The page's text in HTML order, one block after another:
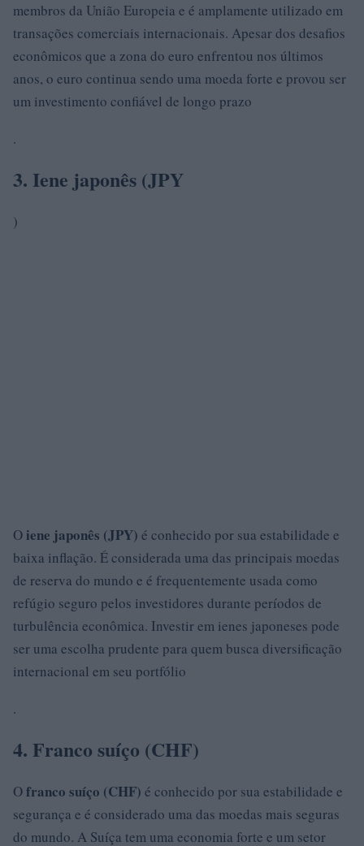
membros da União Europeia e é amplamente utilizado em
transações comerciais internacionais. Apesar dos desafios
econômicos que a zona do euro enfrentou nos últimos
anos, o euro continua sendo uma moeda forte e provou ser
um investimento confiável de longo prazo
.
3. Iene japonês (JPY
)
Oiene japonês (JPY) é conhecido por sua estabilidade e
baixa inflação. É considerada uma das principais moedas
de reserva do mundo e é frequentemente usada como
refúgio seguro pelos investidores durante períodos de
turbulência econômica. Investir em ienes japoneses pode
ser uma escolha prudente para quem busca diversificação
internacional em seu portfólio
.
4. Franco suíço (CHF)
Ofranco suíço (CHF) é conhecido por sua estabilidade e
segurança e é considerado uma das moedas mais seguras
do mundo. A Suíça tem uma economia forte e um setor